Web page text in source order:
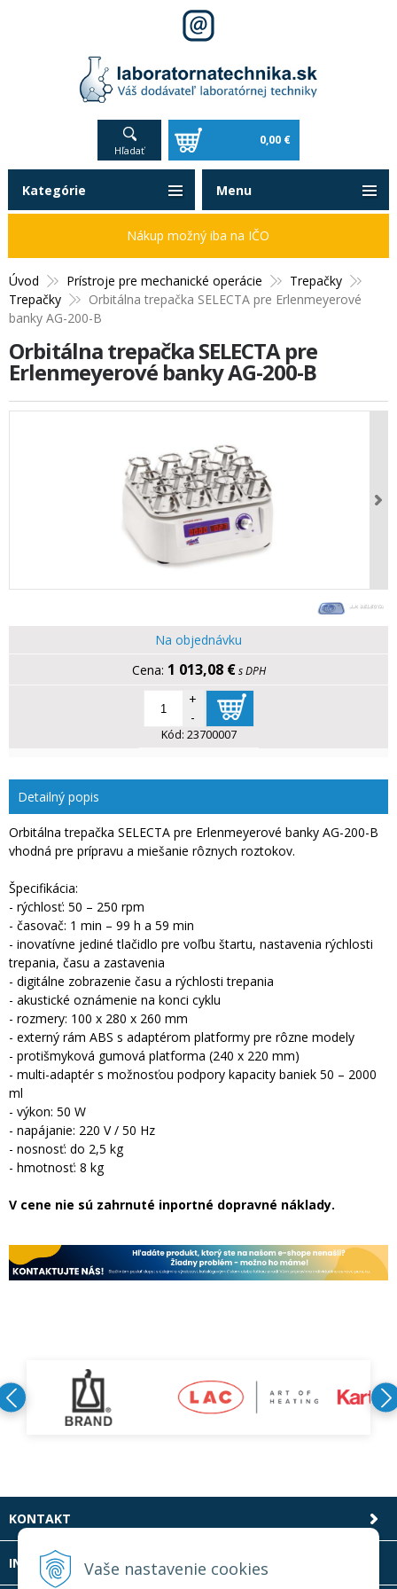
Vaše nastavenie cookies
Hľadať
0,00 €
Úvod Prístroje pre mechanické operácie
Trepačky
Trepačky
Orbitálna trepačka SELECTA pre Erlenmeyerové
banky AG-200-B
Orbitálna trepačka SELECTA pre
Erlenmeyerové banky AG-200-B
Na objednávku
1 013,08 € s DPH
+
-
Kód: 23700007
Detailný popis
Orbitálna trepačka SELECTA pre Erlenmeyerové banky AG-200-B
vhodná pre prípravu a miešanie rôznych roztokov.
Špecifikácia:
- rýchlosť: 50 – 250 rpm
- časovač: 1 min – 99 h a 59 min
- inovatívne jediné tlačidlo pre voľbu štartu, nastavenia rýchlosti
trepania, času a zastavenia
- digitálne zobrazenie času a rýchlosti trepania
- akustické oznámenie na konci cyklu
- rozmery: 100 x 280 x 260 mm
- externý rám ABS s adaptérom platformy pre rôzne modely
- protišmyková gumová platforma (240 x 220 mm)
- multi-adaptér s možnosťou podpory kapacity baniek 50 – 2000
ml
- výkon: 50 W
- napájanie: 220 V / 50 Hz
- nosnosť: do 2,5 kg
- hmotnosť: 8 kg
V cene nie sú zahrnuté inportné dopravné náklady.
Kategórie
Nákup možný iba na IČO
Menu
KONTAKT
INFOLINKA